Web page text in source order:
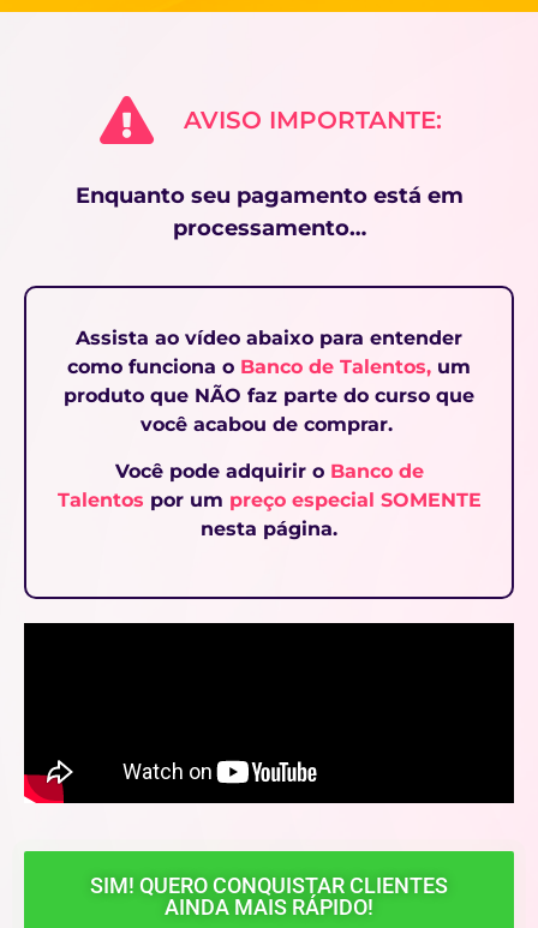
AVISO IMPORTANTE:
Enquanto seu pagamento está em
processamento…
Assista ao vídeo abaixo para entender
como funciona o Banco de Talentos, um
produto que NÃO faz parte do curso que
você acabou de comprar.
Você pode adquirir o Banco de
Talentos por um preço especial SOMENTE
nesta página.
SIM! QUERO CONQUISTAR CLIENTES
AINDA MAIS RÁPIDO!